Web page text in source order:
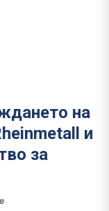
на
и
за